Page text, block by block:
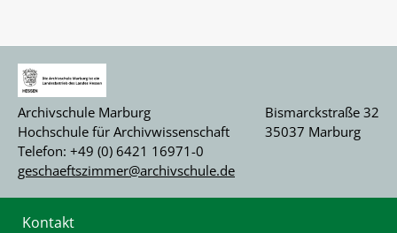
Archivschule Marburg
Hochschule für Archivwissenschaft
Bismarckstraße 32
35037 Marburg
Telefon: +49 (0) 6421 16971-0
geschaeftszimmer@archivschule.de
Kontakt